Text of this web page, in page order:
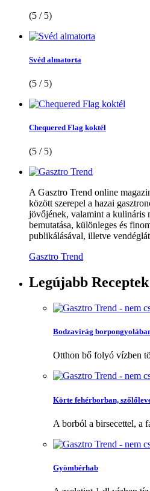
(5 / 5)
Svéd almatorta
(5 / 5)
Chequered Flag koktél
(5 / 5)
A Gasztro Trend online
között szerepel a hazai
jövőjének, valamint a kulináris
bemutatása, különleges és
publikálásával, illetve
Gasztro Trend
Legújabb Receptek
Bodzavirág
Otthon bő folyó vízben
Körte fehérborban,
A borból a birsecettel, a
Gyömbérhab